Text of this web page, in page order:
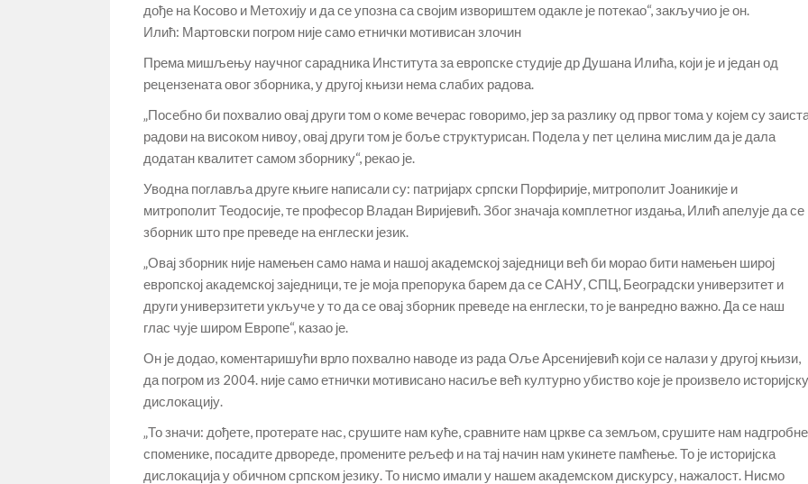
дође на Косово и Метохију и да се упозна са својим извориштем одакле је потекао“, закључио је он.
Илић: Мартовски погром није само етнички мотивисан злочин
Према мишљењу научног сарадника Института за европске студије др Душана Илића, који је и један од
рецензената овог зборника, у другој књизи нема слабих радова.
„Посебно би похвалио овај други том о коме вечерас говоримо, јер за разлику од првог тома у којем су
радови на високом нивоу, овај други том је боље структурисан. Подела у пет целина мислим да је дала
додатан квалитет самом зборнику“, рекао је.
Уводна поглавља друге књиге написали су: патријарх српски Порфирије, митрополит Јоаникије и
митрополит Теодосије, те професор Владан Виријевић. Због значаја комплетног издања, Илић апелује да се
зборник што пре преведе на енглески језик.
„Овај зборник није намењен само нама и нашој академској заједници већ би морао бити намењен широј
европској академској заједници, те је моја препорука барем да се САНУ, СПЦ, Београдски универзитет и
други универзитети укључе у то да се овај зборник преведе на енглески, то је ванредно важно. Да се наш
глас чује широм Европе“, казао је.
Он је додао, коментаришући врло похвално наводе из рада Оље Арсенијевић који се налази у другој књизи,
да погром из 2004. није само етнички мотивисано насиље већ културно убиство које је произвело историјску
дислокацију.
„То значи: дођете, протерате нас, срушите нам куће, сравните нам цркве са земљом, срушите нам надгробне
споменике, посадите дрвореде, промените рељеф и на тај начин нам укинете памћење. То је историјска
дислокација у обичном српском језику. То нисмо имали у нашем академском дискурсу, нажалост. Нисмо